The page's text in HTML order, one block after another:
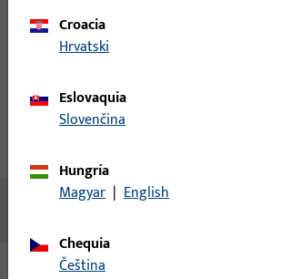
Descripción del producto
Croacia
Hrvatski
Eslovaquia
Slovenčina
Hungría
Magyar | English
Chequia
čeština